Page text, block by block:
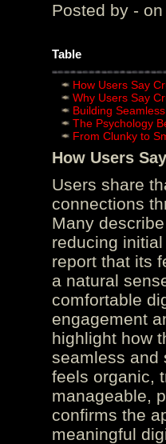
Posted by - on
Table
How Users Say
Why Users Say
Building
The Psychology
From Clunky to
How Users
Users share
connections
Many
reducing
report that its
a natural
comfortable
engagement
highlight how
seamless and
feels organic,
manageable,
confirms the
meaningful